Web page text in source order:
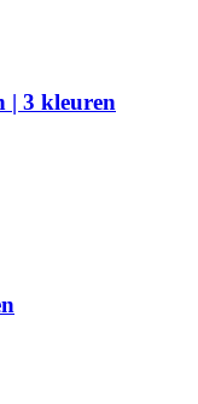
| 3 kleuren